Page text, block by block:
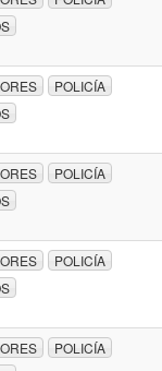
POLICÍA
POLICÍA
POLICÍA
POLICÍA